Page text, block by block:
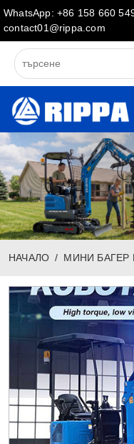
WhatsApp: +86 158 660
contact01@rippa.com
НАЧАЛО МИНИ БАГЕР